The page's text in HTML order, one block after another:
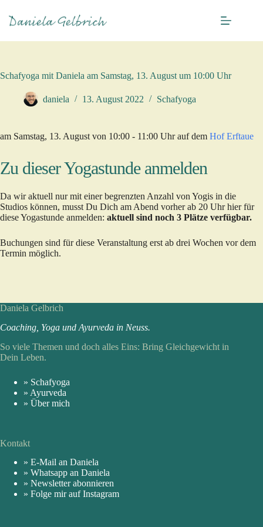
Inhalt
springen
Schafyoga mit Daniela am Samstag, 13. August um 10:00 Uhr
daniela 13. August 2022 Schafyoga
am Samstag, 13. August von 10:00 - 11:00 Uhr auf dem Hof Erftaue
Zu dieser Yogastunde anmelden
Da wir aktuell nur mit einer begrenzten Anzahl von Yogis in die
Studios können, musst Du Dich am Abend vorher ab 20 Uhr hier für
diese Yogastunde anmelden: aktuell sind noch 3 Plätze verfügbar.
Buchungen sind für diese Veranstaltung erst ab drei Wochen vor dem
Termin möglich.
Daniela Gelbrich
Coaching, Yoga und Ayur­veda in Neuss.
So viele Themen und doch alles Eins: Bring Gleich­gewicht in
Dein Leben.
» Schafyoga
» Ayurveda
» Über mich
Kontakt
» E-Mail an Daniela
» Whatsapp an Daniela
» Newsletter abonnieren
» Folge mir auf Instagram